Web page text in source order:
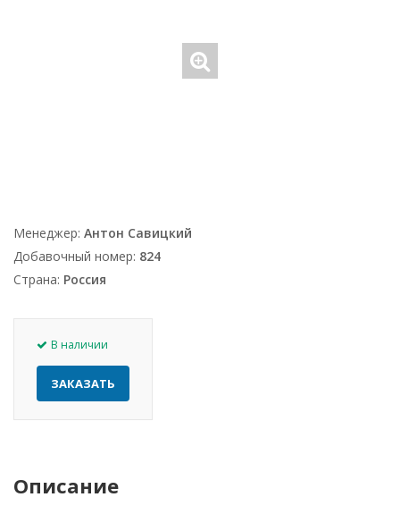
Менеджер: Антон Савицкий
Добавочный номер: 824
Страна: Россия
В наличии
ЗАКАЗАТЬ
Описание